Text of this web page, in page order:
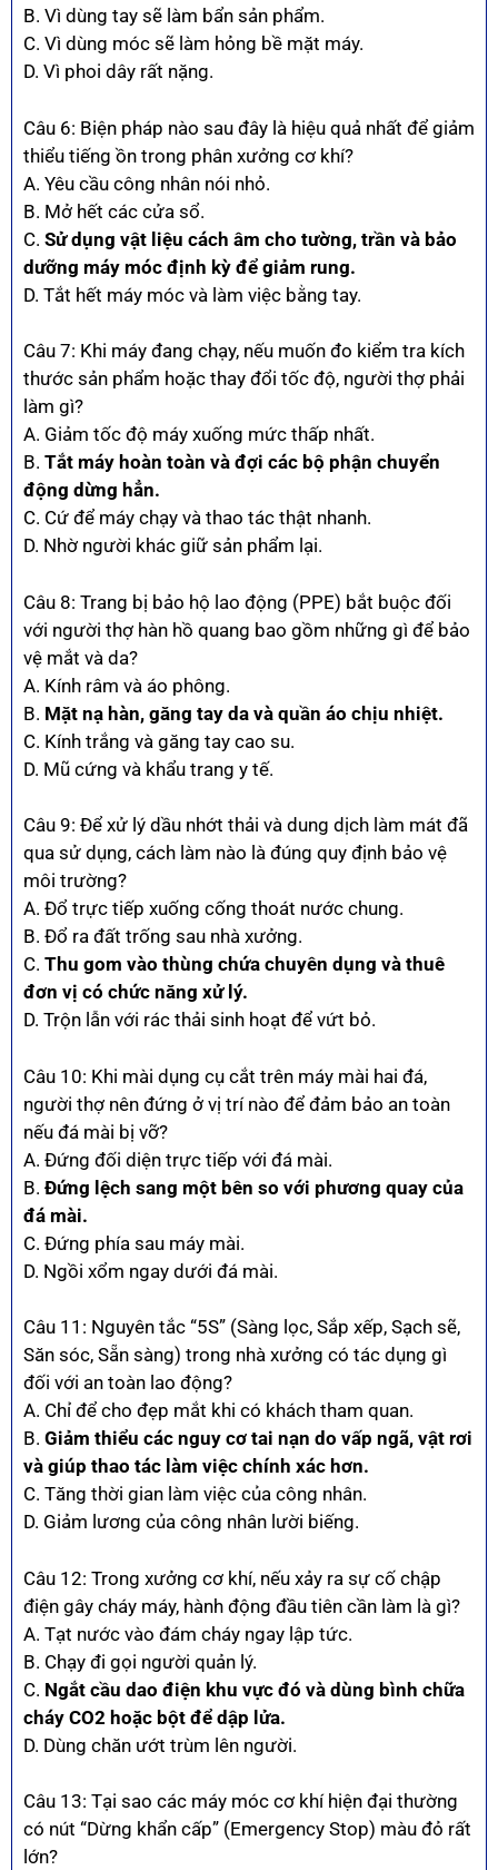
B. Vì dùng tay sẽ làm bẩn sản phẩm.
C. Vì dùng móc sẽ làm hỏng bề mặt máy.
D. Vì phoi dây rất nặng.
Câu 6: Biện pháp nào sau đây là hiệu quả nhất để giảm
thiểu tiếng ồn trong phân xưởng cơ khí?
A. Yêu cầu công nhân nói nhỏ.
B. Mở hết các cửa sổ.
C. Sử dụng vật liệu cách âm cho tường, trần và bảo
dưỡng máy móc định kỳ để giảm rung.
D. Tắt hết máy móc và làm việc bằng tay.
Câu 7: Khi máy đang chạy, nếu muốn đo kiểm tra kích
thước sản phẩm hoặc thay đổi tốc độ, người thợ phải
làm gì?
A. Giảm tốc độ máy xuống mức thấp nhất.
B. Tắt máy hoàn toàn và đợi các bộ phận chuyển
động dừng hẳn.
C. Cứ để máy chạy và thao tác thật nhanh.
D. Nhờ người khác giữ sản phẩm lại.
Câu 8: Trang bị bảo hộ lao động (PPE) bắt buộc đối
với người thợ hàn hồ quang bao gồm những gì để bảo
vệ mắt và da?
A. Kính râm và áo phông.
B. Mặt nạ hàn, găng tay da và quần áo chịu nhiệt.
C. Kính trắng và găng tay cao su.
D. Mũ cứng và khẩu trang y tế.
Câu 9: Để xử lý dầu nhớt thải và dung dịch làm mát đã
qua sử dụng, cách làm nào là đúng quy định bảo vệ
môi trường?
A. Đổ trực tiếp xuống cống thoát nước chung.
B. Đổ ra đất trống sau nhà xưởng.
C. Thu gom vào thùng chứa chuyên dụng và thuê
đơn vị có chức năng xử lý.
D. Trộn lẫn với rác thải sinh hoạt để vứt bỏ.
Câu 10: Khi mài dụng cụ cắt trên máy mài hai đá,
người thợ nên đứng ở vị trí nào để đảm bảo an toàn
nếu đá mài bị vỡ?
A. Đứng đối diện trực tiếp với đá mài.
B. Đứng lệch sang một bên so với phương quay của
đá mài.
C. Đứng phía sau máy mài.
D. Ngồi xổm ngay dưới đá mài.
Câu 11: Nguyên tắc “5S” (Sàng lọc, Sắp xếp, Sạch sẽ,
Săn sóc, Sẵn sàng) trong nhà xưởng có tác dụng gì
đối với an toàn lao động?
A. Chỉ để cho đẹp mắt khi có khách tham quan.
B. Giảm thiểu các nguy cơ tai nạn do vấp ngã, vật rơi
và giúp thao tác làm việc chính xác hơn.
C. Tăng thời gian làm việc của công nhân.
D. Giảm lương của công nhân lười biếng.
Câu 12: Trong xưởng cơ khí, nếu xảy ra sự cố chập
điện gây cháy máy, hành động đầu tiên cần làm là gì?
A. Tạt nước vào đám cháy ngay lập tức.
B. Chạy đi gọi người quản lý.
C. Ngắt cầu dao điện khu vực đó và dùng bình chữa
cháy CO2 hoặc bột để dập lửa.
D. Dùng chăn ướt trùm lên người.
Câu 13: Tại sao các máy móc cơ khí hiện đại thường
có nút “Dừng khẩn cấp” (Emergency Stop) màu đỏ rất
lớn?